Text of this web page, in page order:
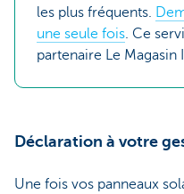
les plus fréquents.
une seule fois . Ce
partenaire Le Magasin
Déclaration à votre
Une fois vos panneaux